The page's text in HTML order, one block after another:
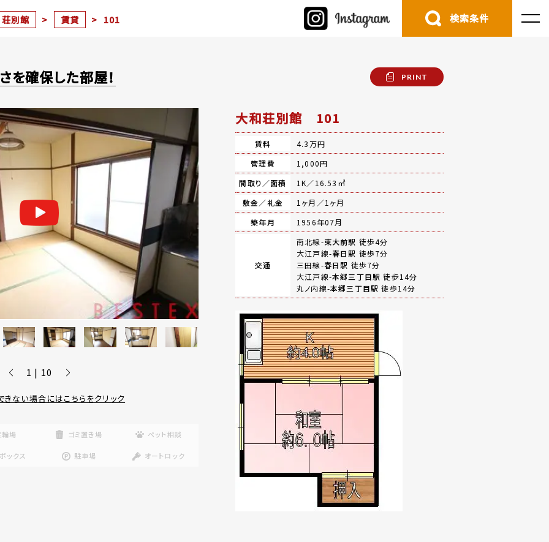
別館 > 賃貸 > 101 検索条件
を確保した部屋！ PRINT
1 | 10
ない場合にはこちらをクリック
輪場 ゴミ置き場 ペット相談
ックス 駐車場 オートロック
大和荘別館 101
賃料
4.3万円
管理費
1,000円
間取り／面積
1K／16.53㎡
敷金／礼金
1ヶ月／1ヶ月
築年月
1956年07月
交通
南北線-東大前駅 徒歩4分
大江戸線-春日駅 徒歩7分
三田線-春日駅 徒歩7分
大江戸線-本郷三丁目駅 徒歩14分
丸ノ内線-本郷三丁目駅 徒歩14分